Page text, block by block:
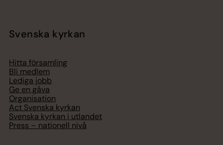
Svenska kyrkan
Hitta församling
Bli medlem
Lediga jobb
Ge en gåva
Organisation
Act Svenska kyrkan
Svenska kyrkan i utlandet
Press – nationell nivå